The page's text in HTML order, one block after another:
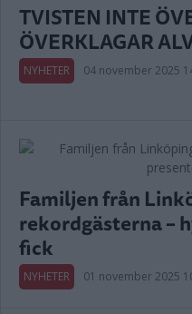
TVISTEN INTE
ÖVERKLAGAR
NYHETER 04 november 2025
Familjen från
rekordgästerna –
fick
NYHETER 01 november 2025